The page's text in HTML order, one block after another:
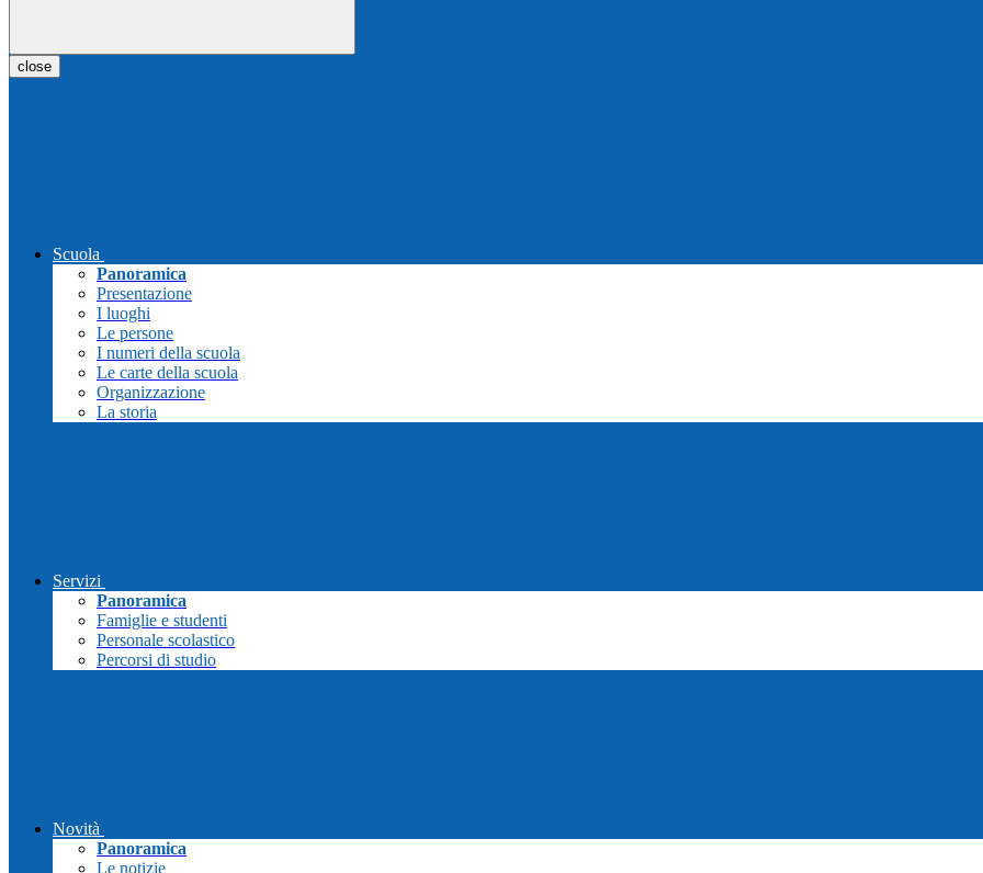
close
Scuola
Panoramica
Presentazione
I luoghi
Le persone
I numeri della scuola
Le carte della scuola
Organizzazione
La storia
Servizi
Panoramica
Famiglie e studenti
Personale scolastico
Percorsi di studio
Novità
Panoramica
Le notizie